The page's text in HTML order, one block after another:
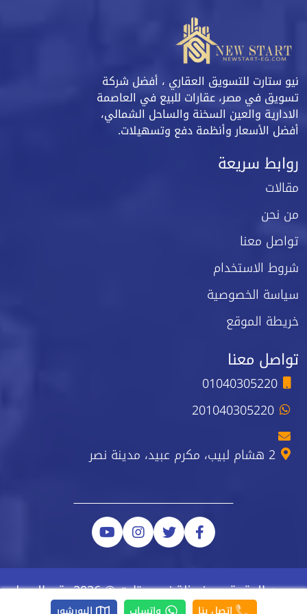
نيو ستارت للتسويق العقاري ، أفضل شركة
تسويق في مصر، عقارات للبيع في العاصمة
الادارية والعين السخنة والساحل الشمالي،
أفضل الأسعار وأنظمة دفع وتسهيلات.
روابط سريعة
مقالات
من نحن
تواصل معنا
شروط الاستخدام
سياسة الخصوصية
خريطة الموقع
تواصل معنا
01040305220
201040305220
2 هشام لبيب، مكرم عبيد، مدينة نصر
جميع الحقوق محفوظة نيو ستارت © 2026 رقم السجل
الضريبي 223-743-723